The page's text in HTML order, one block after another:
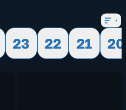
23 22 21
20